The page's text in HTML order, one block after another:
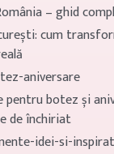
– ghid
cum
aniversare
pentru botez și
de închiriat
idei-si-